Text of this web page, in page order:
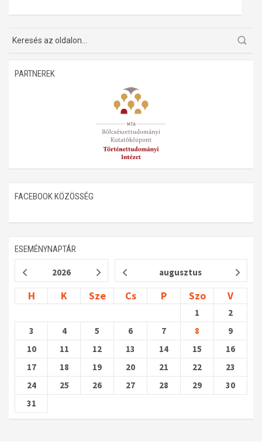
PARTNEREK
FACEBOOK KÖZÖSSÉG
ESEMÉNYNAPTÁR
2026 augusztus
H K Sze Cs P Szo V
1
2
3
4 5 6 7 8
9
10
11 12 13 14 15
16
17
18 19 20 21 22
23
24
25 26 27 28 29
30
31